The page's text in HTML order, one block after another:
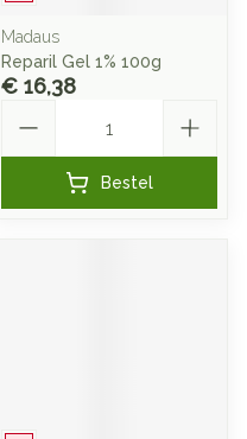
Madaus
Reparil Gel 1% 100g
€ 16,38
Bestel